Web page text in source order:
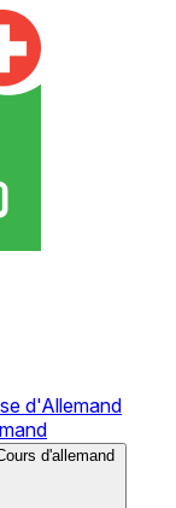
d'Allemand
d'allemand